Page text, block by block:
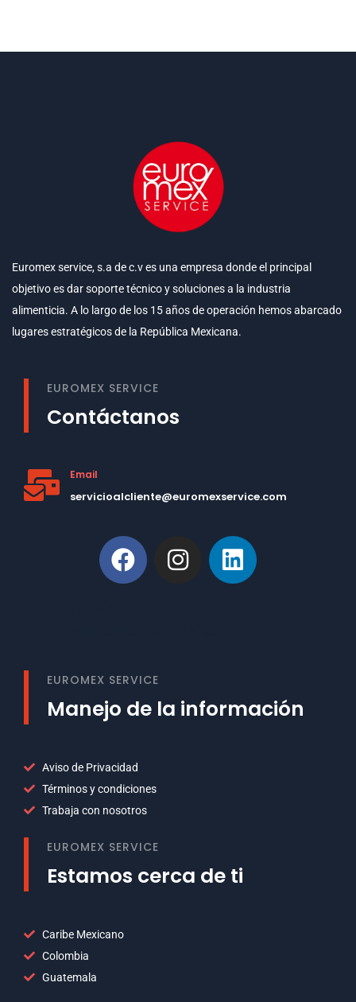
Euromex service, s.a de c.v es una empresa donde el principal
objetivo es dar soporte técnico y soluciones a la industria
alimenticia. A lo largo de los 15 años de operación hemos abarcado
lugares estratégicos de la República Mexicana.
EUROMEX SERVICE
Contáctanos
Email
servicioalcliente@euromexservice.com
EUROMEX SERVICE
Manejo de la información
Aviso de Privacidad
Términos y condiciones
Trabaja con nosotros
EUROMEX SERVICE
Estamos cerca de ti
Caribe Mexicano
Colombia
Guatemala